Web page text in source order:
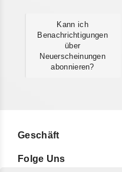
Kann ich
Benachrichtigungen
über
Neuerscheinungen
abonnieren?
Geschäft
Folge Uns